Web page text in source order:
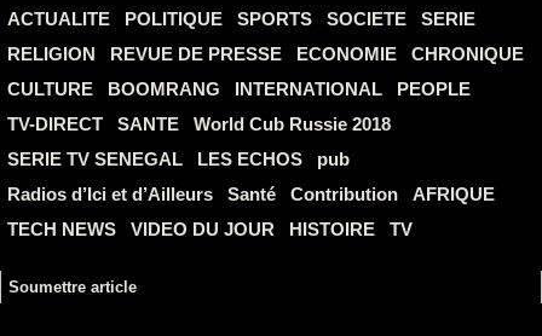
ACTUALITE POLITIQUE SPORTS SOCIETE
SERIE
RELIGION
REVUE DE PRESSE ECONOMIE
CHRONIQUE
CULTURE
BOOMRANG INTERNATIONAL
PEOPLE
TV-DIRECT
SANTE
World Cub Russie 2018
SERIE TV SENEGAL
LES ECHOS
pub
Radios d’Ici et d’Ailleurs
Santé Contribution
AFRIQUE
TECH NEWS
VIDEO DU JOUR HISTOIRE TV
Soumettre article